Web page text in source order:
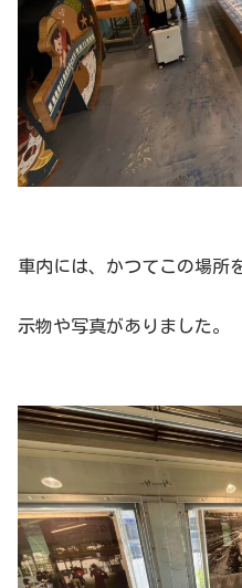
車内には、かつてこの場所
示物や写真がありました。